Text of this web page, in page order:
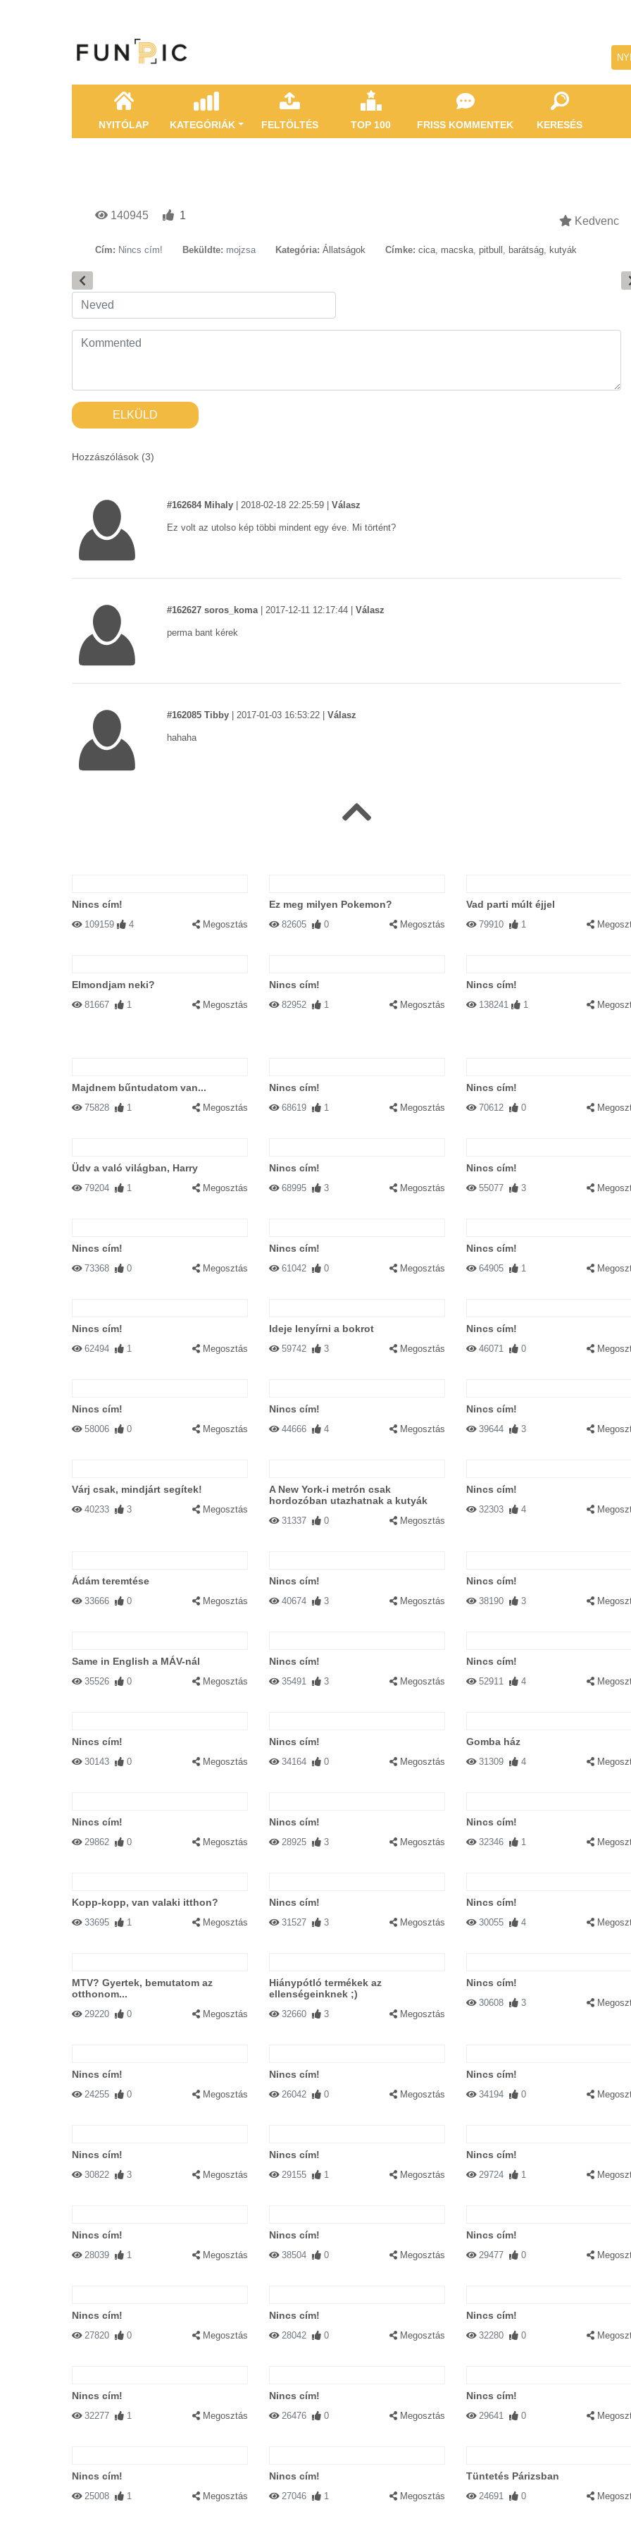
NYITÓLAP KATEGÓRIÁK FELTÖLTÉS TOP 100 FRISS KOMMENTEK KERESÉS
140945 1 Kedvenc
Cím: Nincs cím! Beküldte: mojzsa Kategória: Állatságok Címke: cica, macska, pitbull , barátság, kutyák
ELKÜLD
Hozzászólások (3)
#162684 Mihaly 2018-02-18 22:25:59 Válasz
Ez volt az utolso kép többi mindent egy éve. Mi történt?
#162627 soros_koma| 2017-12-11 12:17:44 Válasz
perma bant kérek
#162085 Tibby 2017-01-03 16:53:22 Válasz
hahaha
Nincs cím!
109159 4 Megosztás
Ez meg milyen Pokemon?
82605 0 Megosztás
Vad parti múlt éjjel
79910 1
Elmondjam neki?
81667 1 Megosztás
Nincs cím!
82952 1 Megosztás
Nincs cím!
138241 1
Majdnem bűntudatom van...
75828 1 Megosztás
Nincs cím!
68619 1 Megosztás
Nincs cím!
70612 0
Üdv a való világban, Harry
79204 1 Megosztás
Nincs cím!
68995 3 Megosztás
Nincs cím!
55077 3
Nincs cím!
73368 0 Megosztás
Nincs cím!
61042 0 Megosztás
Nincs cím!
64905 1
Nincs cím!
62494 1 Megosztás
Ideje lenyírni a bokrot
59742 3 Megosztás
Nincs cím!
46071 0
Nincs cím!
58006 0 Megosztás
Nincs cím!
44666 4 Megosztás
Nincs cím!
39644 3
Várj csak, mindjárt segítek!
40233 3 Megosztás
A New York-i metrón csak
hordozóban utazhatnak a kutyák
31337 0 Megosztás
Nincs cím!
32303 4
Ádám teremtése
33666 0 Megosztás
Nincs cím!
40674 3 Megosztás
Nincs cím!
38190 3
Same in English a MÁV-nál
35526 0 Megosztás
Nincs cím!
35491 3 Megosztás
Nincs cím!
52911 4
Nincs cím!
30143 0 Megosztás
Nincs cím!
34164 0 Megosztás
Gomba ház
31309 4
Nincs cím!
29862 0 Megosztás
Nincs cím!
28925 3 Megosztás
Nincs cím!
32346 1
Kopp-kopp, van valaki itthon?
33695 1 Megosztás
Nincs cím!
31527 3 Megosztás
Nincs cím!
30055 4
MTV? Gyertek, bemutatom az
otthonom...
29220 0 Megosztás
Hiánypótló termékek az
ellenségeinknek ;)
32660 3 Megosztás
Nincs cím!
30608 3
Nincs cím!
24255 0 Megosztás
Nincs cím!
26042 0 Megosztás
Nincs cím!
34194 0
Nincs cím!
30822 3 Megosztás
Nincs cím!
29155 1 Megosztás
Nincs cím!
29724 1
Nincs cím!
28039 1 Megosztás
Nincs cím!
38504 0 Megosztás
Nincs cím!
29477 0
Nincs cím!
27820 0 Megosztás
Nincs cím!
28042 0 Megosztás
Nincs cím!
32280 0
Nincs cím!
32277 1 Megosztás
Nincs cím!
26476 0 Megosztás
Nincs cím!
29641 0
Nincs cím!
25008 1 Megosztás
Nincs cím!
27046 1 Megosztás
Tüntetés Párizsban
24691 0